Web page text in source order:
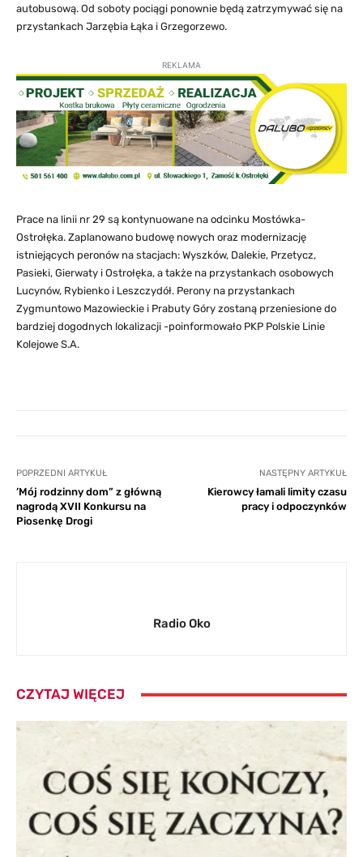
autobusową. Od soboty pociągi ponownie będą zatrzymywać się na
przystankach Jarzębia Łąka i Grzegorzewo.
REKLAMA
Prace na linii nr 29 są kontynuowane na odcinku Mostówka-
Ostrołęka. Zaplanowano budowę nowych oraz modernizację
istniejących peronów na stacjach: Wyszków, Dalekie, Przetycz,
Pasieki, Gierwaty i Ostrołęka, a także na przystankach osobowych
Lucynów, Rybienko i Leszczydół. Perony na przystankach
Zygmuntowo Mazowieckie i Prabuty Góry zostaną przeniesione do
bardziej dogodnych lokalizacji -poinformowało PKP Polskie Linie
Kolejowe S.A.
POPRZEDNI ARTYKUŁ
’Mój rodzinny dom” z główną
nagrodą XVII Konkursu na
Piosenkę Drogi
NASTĘPNY ARTYKUŁ
Kierowcy łamali limity czasu
pracy i odpoczynków
Radio Oko
CZYTAJ WIĘCEJ